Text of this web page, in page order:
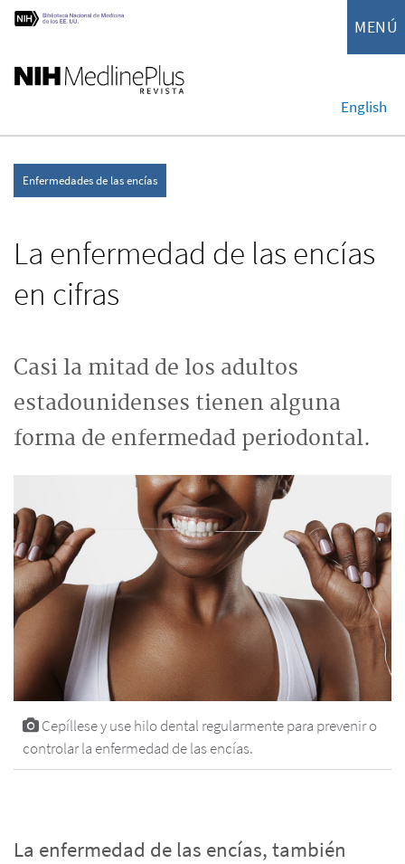
MENÚ
English
Enfermedades de las encías
La enfermedad de las encías
en cifras
Casi la mitad de los adultos
estadounidenses tienen alguna
forma de enfermedad periodontal.
Cepíllese y use hilo dental regularmente para prevenir o
controlar la enfermedad de las encías.
La enfermedad de las encías, también